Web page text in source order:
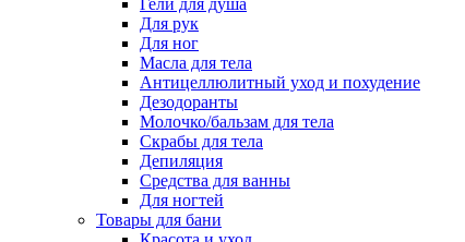
Гели для душа
Для рук
Для ног
Масла для тела
Антицеллюлитный уход и похудение
Дезодоранты
Молочко/бальзам для тела
Скрабы для тела
Депиляция
Средства для ванны
Для ногтей
Товары для бани